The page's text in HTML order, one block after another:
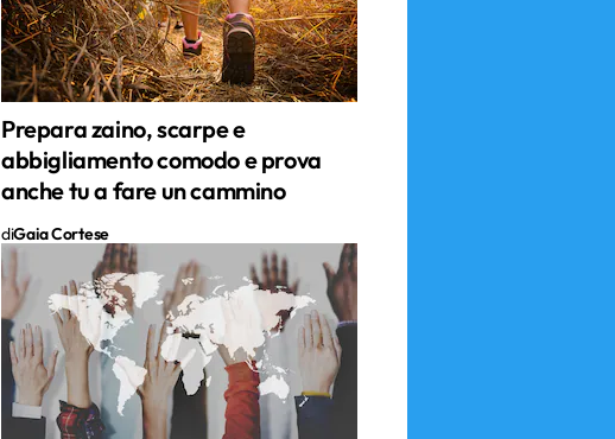
Prepara zaino, scarpe e
abbigliamento comodo e prova
anche tu a fare un cammino
diGaia Cortese